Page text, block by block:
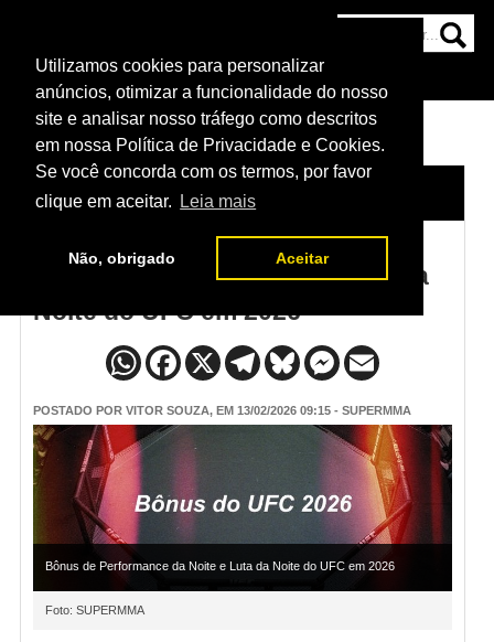
Utilizamos cookies para personalizar
anúncios, otimizar a funcionalidade do nosso
site e analisar nosso tráfego como descritos
em nossa Política de Privacidade e Cookies.
Se você concorda com os termos, por favor
clique em aceitar.
Leia mais
Não, obrigado Aceitar
NOTÍCIAS
HOME NOTÍCIAS
Bônus de Performance e Luta da
Noite do UFC em 2026
POSTADO POR VITOR SOUZA, EM 13/02/2026 09:15 - SUPERMMA
Bônus de Performance da Noite e Luta da Noite do UFC em 2026
Foto: SUPERMMA